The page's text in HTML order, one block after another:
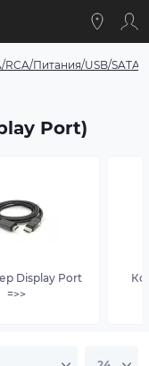
Питания/USB/SATA
Port)
Display Port
=>>